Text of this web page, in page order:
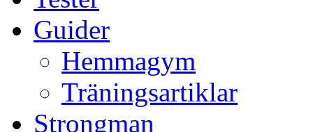
Guider
Hemmagym
Träningsartiklar
Strongman